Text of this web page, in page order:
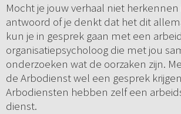
Mocht je jouw verhaal niet herkennen
antwoord of je denkt dat het dit
kun je in gesprek gaan met een
organisatiepsycholoog die met jou
onderzoeken wat de oorzaken zijn.
de Arbodienst wel een gesprek
Arbodiensten hebben zelf een
dienst.